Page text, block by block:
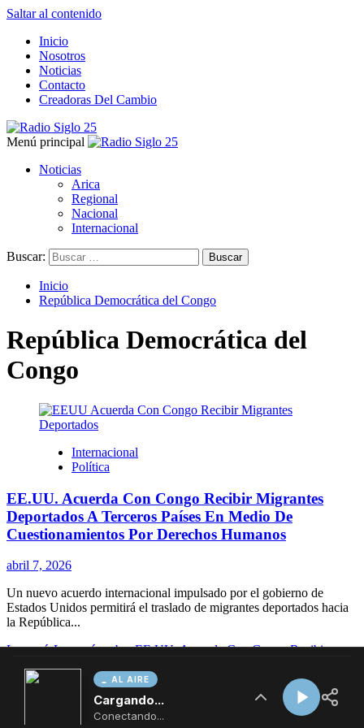
AL AIRE
Cargando...
Conectando...